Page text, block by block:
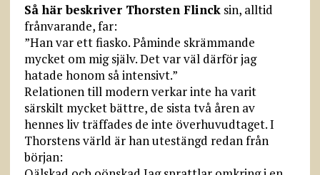
Så här beskriver Thorsten Flincksin, alltid
frånvarande, far:
”Han var ett fiasko. Påminde skrämmande
mycket om mig själv. Det var väl därför jag
hatade honom så intensivt.”
Relationen till modern verkar inte ha varit
särskilt mycket bättre, de sista två åren av
hennes liv träffades de inte överhuvudtaget. I
Thorstens värld är han utestängd redan från
början: